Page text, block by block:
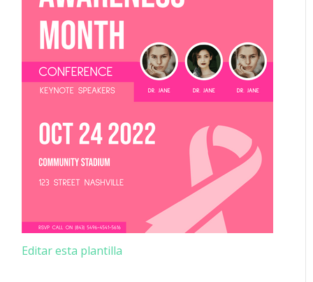
Editar esta plantilla